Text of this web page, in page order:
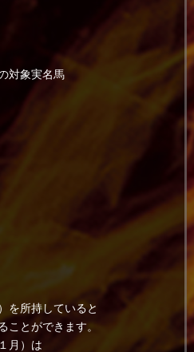
対象実名馬
を所持していると
ことができます。
月）は